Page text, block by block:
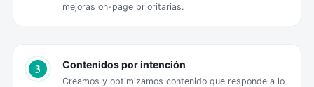
mejoras on-page prioritarias.
3 Contenidos por intención
Creamos y optimizamos contenido que responde a lo